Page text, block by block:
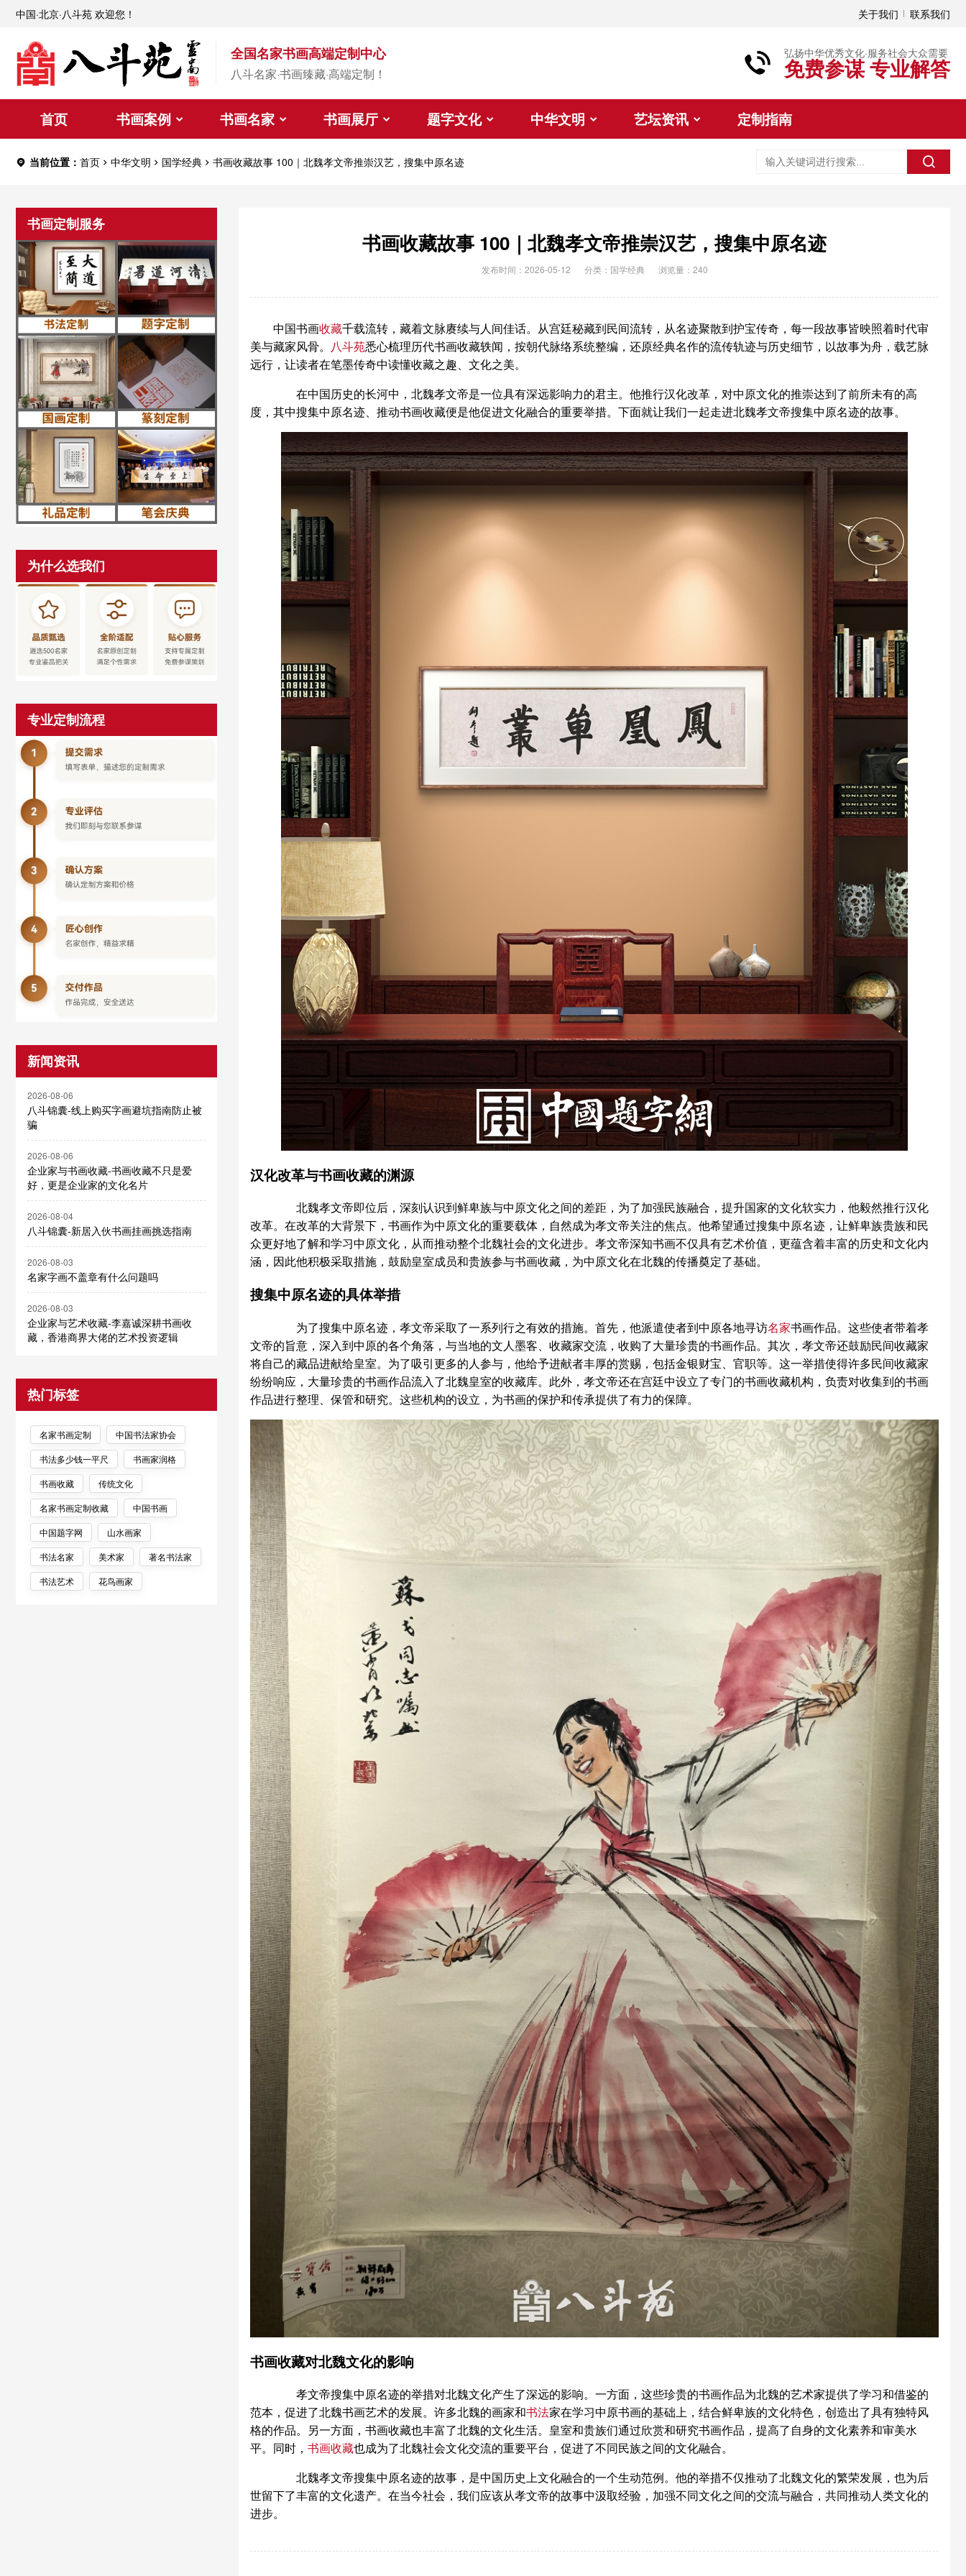
中国·北京·八斗苑 欢迎您！ 关于我们 联系我们
全国名家书画高端定制中心
八斗名家·书画臻藏·高端定制！
弘扬中华优秀文化·服务社会大众需要
免费参谋 专业解答
首页 书画案例 书画名家 书画展厅 题字文化 中华文明 艺坛资讯 定制指南
当前位置： 首页 中华文明 国学经典 书画收藏故事 100｜北魏孝文帝推崇汉艺，搜集中原名迹
书画定制服务
为什么选我们
专业定制流程
新闻资讯
2026-08-06
八斗锦囊-线上购买字画避坑指南防止被
骗
2026-08-06
企业家与书画收藏-书画收藏不只是爱
好，更是企业家的文化名片
2026-08-04
八斗锦囊-新居入伙书画挂画挑选指南
2026-08-03
名家字画不盖章有什么问题吗
2026-08-03
企业家与艺术收藏-李嘉诚深耕书画收
藏，香港商界大佬的艺术投资逻辑
热门标签
名家书画定制
中国书法家协会
书法多少钱一平尺
书画家润格
书画收藏
传统文化
名家书画定制收藏
中国书画
中国题字网
山水画家
书法名家
美术家
著名书法家
书法艺术
花鸟画家
书画收藏故事 100｜北魏孝文帝推崇汉艺，搜集中原名迹
发布时间：2026-05-12 分类： 国学经典 浏览量：240
中国书画收藏千载流转，藏着文脉赓续与人间佳话。从宫廷秘藏到民间流转，从名迹聚散到护宝传奇，每一段故事皆映照着时代审
美与藏家风骨。 八斗苑悉心梳理历代书画收藏轶闻，按朝代脉络系统整编，还原经典名作的流传轨迹与历史细节，以故事为舟，载艺脉
远行，让读者在笔墨传奇中读懂收藏之趣、文化之美。
在中国历史的长河中，北魏孝文帝是一位具有深远影响力的君主。他推行汉化改革，对中原文化的推崇达到了前所未有的高
度，其中搜集中原名迹、推动书画收藏便是他促进文化融合的重要举措。下面就让我们一起走进北魏孝文帝搜集中原名迹的故事。
汉化改革与书画收藏的渊源
北魏孝文帝即位后，深刻认识到鲜卑族与中原文化之间的差距，为了加强民族融合，提升国家的文化软实力，他毅然推行汉化
改革。在改革的大背景下，书画作为中原文化的重要载体，自然成为孝文帝关注的焦点。他希望通过搜集中原名迹，让鲜卑族贵族和民
众更好地了解和学习中原文化，从而推动整个北魏社会的文化进步。孝文帝深知书画不仅具有艺术价值，更蕴含着丰富的历史和文化内
涵，因此他积极采取措施，鼓励皇室成员和贵族参与书画收藏，为中原文化在北魏的传播奠定了基础。
搜集中原名迹的具体举措
为了搜集中原名迹，孝文帝采取了一系列行之有效的措施。首先，他派遣使者到中原各地寻访名家书画作品。这些使者带着孝
文帝的旨意，深入到中原的各个角落，与当地的文人墨客、收藏家交流，收购了大量珍贵的书画作品。其次，孝文帝还鼓励民间收藏家
将自己的藏品进献给皇室。为了吸引更多的人参与，他给予进献者丰厚的赏赐，包括金银财宝、官职等。这一举措使得许多民间收藏家
纷纷响应，大量珍贵的书画作品流入了北魏皇室的收藏库。此外，孝文帝还在宫廷中设立了专门的书画收藏机构，负责对收集到的书画
作品进行整理、保管和研究。这些机构的设立，为书画的保护和传承提供了有力的保障。
书画收藏对北魏文化的影响
孝文帝搜集中原名迹的举措对北魏文化产生了深远的影响。一方面，这些珍贵的书画作品为北魏的艺术家提供了学习和借鉴的
范本，促进了北魏书画艺术的发展。许多北魏的画家和书法家在学习中原书画的基础上，结合鲜卑族的文化特色，创造出了具有独特风
格的作品。另一方面，书画收藏也丰富了北魏的文化生活。皇室和贵族们通过欣赏和研究书画作品，提高了自身的文化素养和审美水
平。同时， 书画收藏也成为了北魏社会文化交流的重要平台，促进了不同民族之间的文化融合。
北魏孝文帝搜集中原名迹的故事，是中国历史上文化融合的一个生动范例。他的举措不仅推动了北魏文化的繁荣发展，也为后
世留下了丰富的文化遗产。在当今社会，我们应该从孝文帝的故事中汲取经验，加强不同文化之间的交流与融合，共同推动人类文化的
进步。